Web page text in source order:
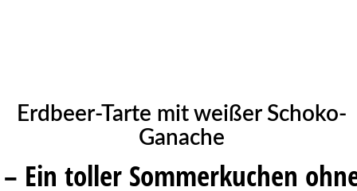
Erdbeer-Tarte mit weißer Schoko-
Ganache
– Ein toller Sommerkuchen